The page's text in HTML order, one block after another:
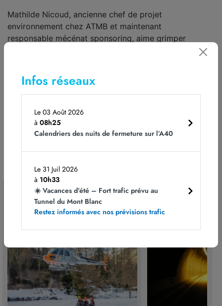
Mathilde Nicoud, ancienne chef de projet
environnement chez ATMB et maintenant
responsable mécénat sponsoring, aime grimper
. Rendez-vous
découvrir davantage.
Découvrir les autres métiers d’ATMB
À lire aussi
Infos réseaux
Le 03 Août 2026
à 08h25
Calendriers des nuits de fermeture sur l’A40
Le 31 Juil 2026
à 10h33
☀️ Vacances d’été – Fort trafic prévu au
Tunnel du Mont Blanc
Restez informés avec nos prévisions trafic